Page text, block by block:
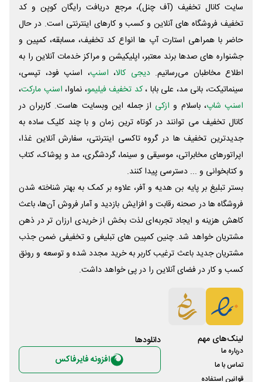
سایت کانال تخفیف (آف چنل)، مرجع دریافت رایگان کوپن و کد
تخفیف فروشگاه های آنلاین و کسب و‌ کارهای اینترنتی است. در حال
حاضر با همراهی استارت آپ ها انواع کد تخفیف، مسابقه، کمپین و
جشنواره های صدها برند معتبر، اپلیکیشن و مراکز خدمات آنلاین را به
اطلاع مخاطبان می‌رسانیم. دیجی کالا، اسنپ، اسنپ فود، تپسی،
سینماتیکت، بانی مد، علی‌ بابا ،کد تخفیف فیلیمو، نماوا، اسنپ مارکت،
اسنپ شاپ، باسلام و ازکی از جمله این وبسایت ‌هاست. کاربران در
کانال تخفیف می توانند در کوتاه ترین زمان و با چند کلیک ساده به
جدیدترین تخفیف ها در گروه تاکسی اینترنتی، سفارش آنلاین غذا،
اپراتورهای مخابراتی، موسیقی و سینما، گردشگری، مد و پوشاک، کتاب
و کتابخوانی و ... دسترسی پیدا کنند.
بستر تبلیغ بر پایه بن هدیه و آفر، علاوه بر کمک به بهتر شناخته شدن
فروشگاه ها در صحنه رقابت و افزایش بازدید و آمار فروش آن‌ها، باعث
کاهش هزینه و ایجاد تجربه‌ای لذت بخش از خریدی ارزان تر در ذهن
مشتریان خواهد شد. چنین کمپین های تبلیغی و تخفیفی ضمن جذب
مشتریان جدید باعث ترغیب کاربر به خرید مجدد شده و توسعه و رونق
کسب و کار در فضای آنلاین را در پی خواهد داشت.
لینک‌های مهم
درباره ما
تماس با ما
قوانین استفاده
دانلود‌ها
افزونه فایرفاکس